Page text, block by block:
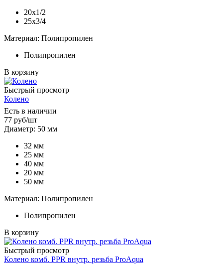
20х1/2
25х3/4
Материал: Полипропилен
Полипропилен
В корзину
Быстрый просмотр
Колено
Есть в наличии
77 руб/шт
Диаметр: 50 мм
32 мм
25 мм
40 мм
20 мм
50 мм
Материал: Полипропилен
Полипропилен
В корзину
Быстрый просмотр
Колено комб. PPR внутр. резьба ProAqua